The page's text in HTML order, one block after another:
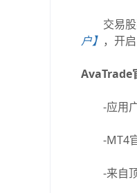
交易股
户】 ，开
AvaTrade
-应用广
-MT4官
-来自顶